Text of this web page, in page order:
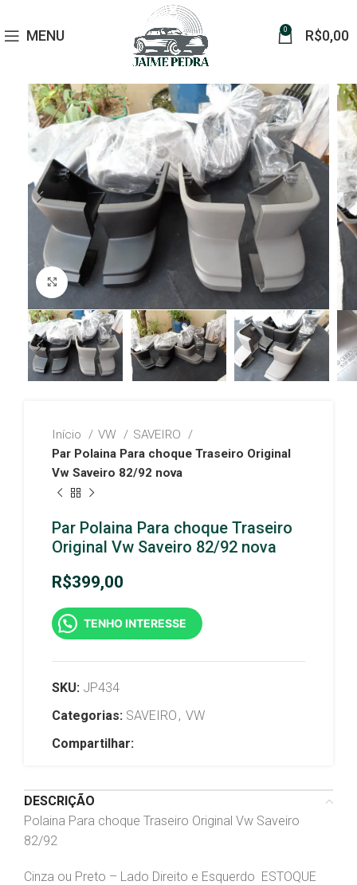
MENU 0 R$0,00
Click to enlarge
Início VW
SAVEIRO
Par Polaina Para choque Traseiro Original
Vw Saveiro 82/92 nova
Par Polaina Para choque Traseiro
Original Vw Saveiro 82/92 nova
R$399,00
TENHO INTERESSE
SKU: JP434
Categorias: SAVEIRO , VW
Compartilhar:
DESCRIÇÃO
Polaina Para choque Traseiro Original Vw Saveiro
82/92
Cinza ou Preto – Lado Direito e Esquerdo ESTOQUE